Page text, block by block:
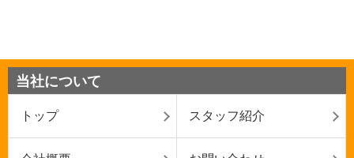
当社について
トップ スタッフ紹介